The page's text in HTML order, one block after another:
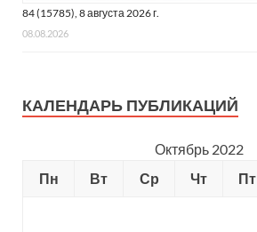
84 (15785), 8 августа 2026 г.
08.08.2026
КАЛЕНДАРЬ ПУБЛИКАЦИЙ
Октябрь 2022
Пн
Вт Ср Чт Пт